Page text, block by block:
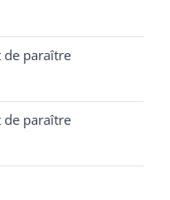
de paraître
de paraître